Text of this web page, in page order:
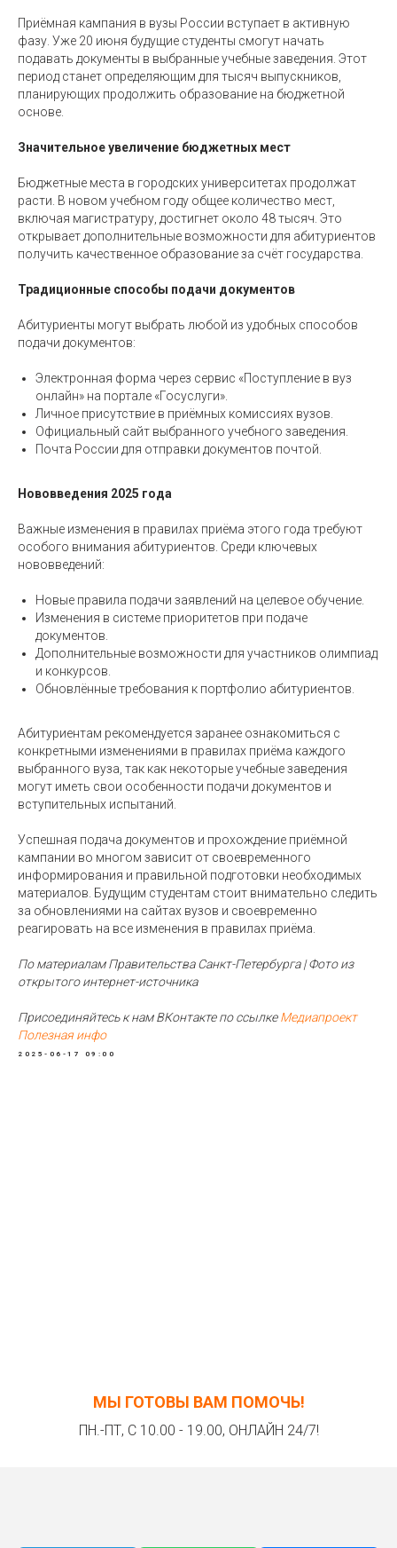
Приёмная кампания в вузы России вступает в активную
фазу. Уже 20 июня будущие студенты смогут начать
подавать документы в выбранные учебные заведения. Этот
период станет определяющим для тысяч выпускников,
планирующих продолжить образование на бюджетной
основе.
Значительное увеличение бюджетных мест
Бюджетные места в городских университетах продолжат
расти. В новом учебном году общее количество мест,
включая магистратуру, достигнет около 48 тысяч. Это
открывает дополнительные возможности для абитуриентов
получить качественное образование за счёт государства.
Традиционные способы подачи документов
Абитуриенты могут выбрать любой из удобных способов
подачи документов:
Электронная форма через сервис «Поступление в вуз
онлайн» на портале «Госуслуги».
Личное присутствие в приёмных комиссиях вузов.
Официальный сайт выбранного учебного заведения.
Почта России для отправки документов почтой.
Нововведения 2025 года
Важные изменения в правилах приёма этого года требуют
особого внимания абитуриентов. Среди ключевых
нововведений:
Новые правила подачи заявлений на целевое обучение.
Изменения в системе приоритетов при подаче
документов.
Дополнительные возможности для участников олимпиад
и конкурсов.
Обновлённые требования к портфолио абитуриентов.
Абитуриентам рекомендуется заранее ознакомиться с
конкретными изменениями в правилах приёма каждого
выбранного вуза, так как некоторые учебные заведения
могут иметь свои особенности подачи документов и
вступительных испытаний.
Успешная подача документов и прохождение приёмной
кампании во многом зависит от своевременного
информирования и правильной подготовки необходимых
материалов. Будущим студентам стоит внимательно следить
за обновлениями на сайтах вузов и своевременно
реагировать на все изменения в правилах приёма.
По материалам Правительства Санкт-Петербурга | Фото из
открытого интернет-источника
Присоединяйтесь к нам ВКонтакте по ссылкеМедиапроект
Полезная инфо
2025-06-17 09:00
МЫ ГОТОВЫ ВАМ ПОМОЧЬ!
ПН.-ПТ, С 10.00 - 19.00, ОНЛАЙН 24/7!